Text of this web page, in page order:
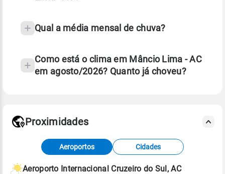
Qual a média mensal de chuva?
Como está o clima em Mâncio Lima - AC
em agosto/2026? Quanto já choveu?
Fonte: dados combinados de estações
meteorológicas e satélite do Centro de Previsão
de Tempo e Estudos Climáticos (CPTEC).
Proximidades
Aeroportos Cidades
Aeroporto Internacional Cruzeiro do Sul, AC